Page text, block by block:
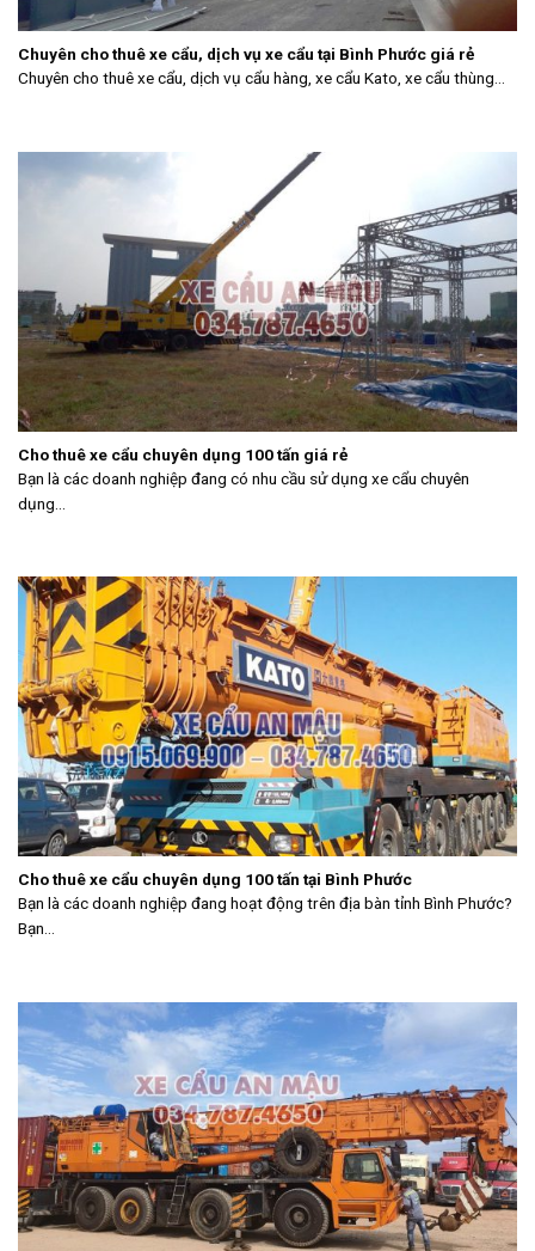
Chuyên cho thuê xe cẩu, dịch vụ xe cẩu tại Bình Phước giá rẻ
Chuyên cho thuê xe cẩu, dịch vụ cẩu hàng, xe cẩu Kato, xe cẩu thùng...
Cho thuê xe cẩu chuyên dụng 100 tấn giá rẻ
Bạn là các doanh nghiệp đang có nhu cầu sử dụng xe cẩu chuyên
dụng...
Cho thuê xe cẩu chuyên dụng 100 tấn tại Bình Phước
Bạn là các doanh nghiệp đang hoạt động trên địa bàn tỉnh Bình Phước?
Bạn...